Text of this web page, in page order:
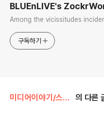
BLUEnLIVE's
Among the vicissitudes
구독하기
미디어이야기/스타워즈 의 다른